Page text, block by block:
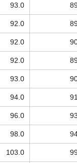
93.0
92.0
92.0
92.0
93.0
94.0
96.0
98.0
103.0